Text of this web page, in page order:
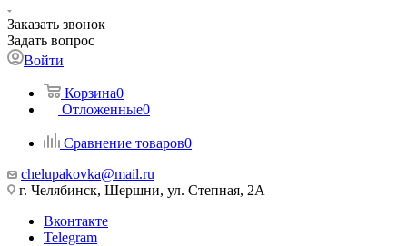
Заказать звонок
Задать вопрос
Войти
Корзина0
Отложенные0
Сравнение товаров0
chelupakovka@mail.ru
г. Челябинск, Шершни, ул. Степная, 2А
Вконтакте
Telegram